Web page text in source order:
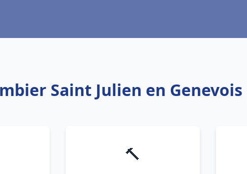
Saint Julien en Genevois
🔨